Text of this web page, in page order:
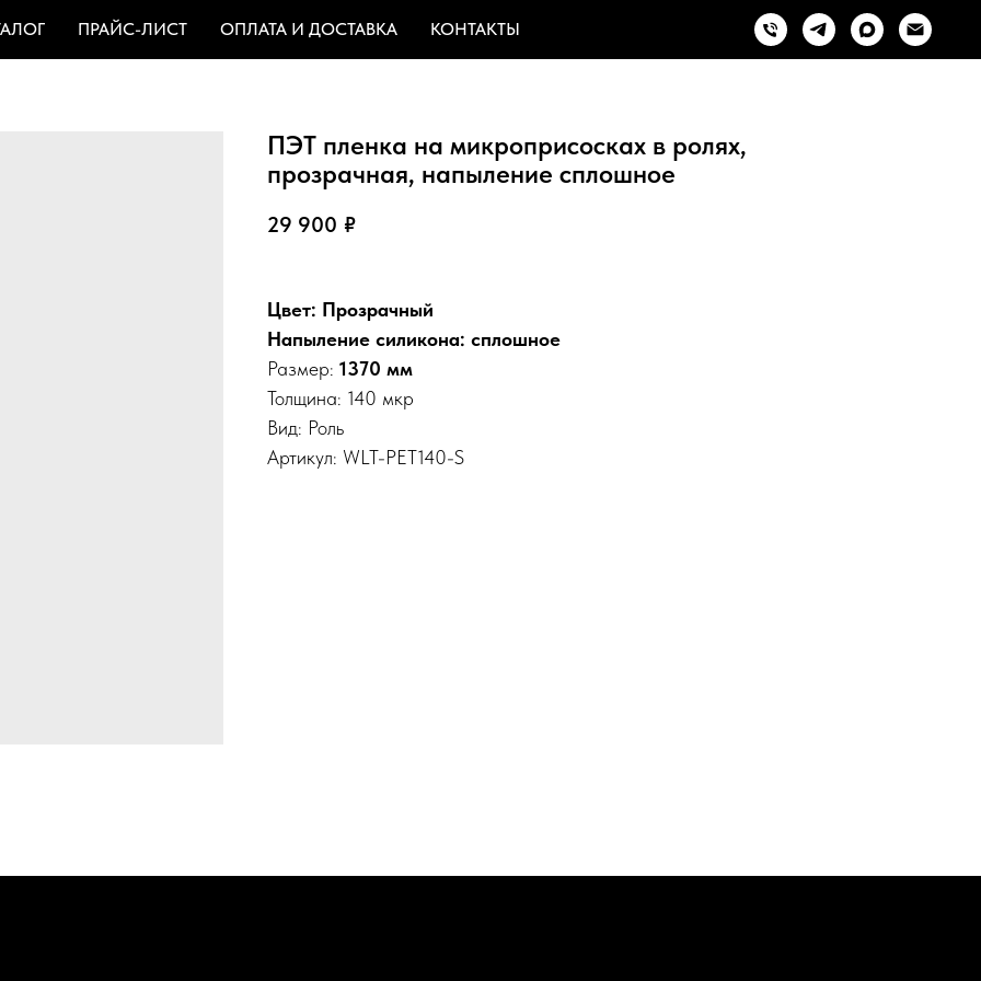
ПРАЙС-ЛИСТ ОПЛАТА И ДОСТАВКА КОНТАКТЫ
ПЭТ пленка на микроприсосках в ролях,
прозрачная, напыление сплошное
29 900 ₽
Цвет: Прозрачный
Напыление силикона: сплошное
Размер: 1370 мм
Толщина: 140 мкр
Вид: Роль
Артикул: WLT-PET140-S